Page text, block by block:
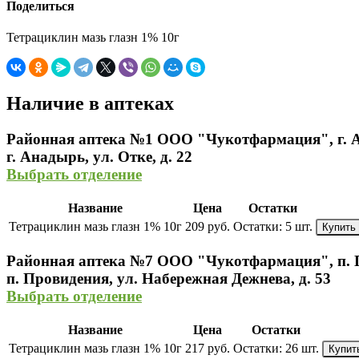
Поделиться
Тетрациклин мазь глазн 1% 10г
Наличие в аптеках
Районная аптека №1 ООО "Чукотфармация", г.
г. Анадырь, ул. Отке, д. 22
Выбрать отделение
Название Цена
Остатки
Тетрациклин мазь глазн 1% 10г 209 руб. Остатки: 5 шт. Купить
Районная аптека №7 ООО "Чукотфармация", п.
п. Провидения, ул. Набережная Дежнева, д. 53
Выбрать отделение
Название Цена
Остатки
Тетрациклин мазь глазн 1% 10г 217 руб. Остатки: 26 шт.